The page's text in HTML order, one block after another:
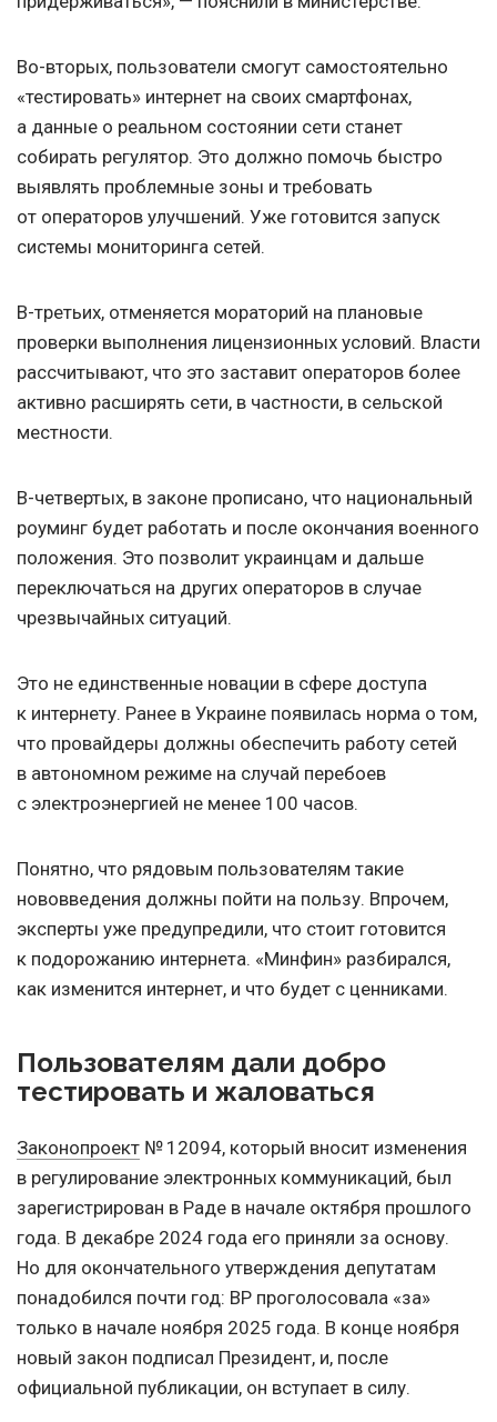
Во-вторых, пользователи смогут самостоятельно
«тестировать» интернет на своих смартфонах,
а данные о реальном состоянии сети станет
собирать регулятор. Это должно помочь быстро
выявлять проблемные зоны и требовать
от операторов улучшений. Уже готовится запуск
системы мониторинга сетей.
В-третьих, отменяется мораторий на плановые
проверки выполнения лицензионных условий. Власти
рассчитывают, что это заставит операторов более
активно расширять сети, в частности, в сельской
местности.
В-четвертых, в законе прописано, что национальный
роуминг будет работать и после окончания военного
положения. Это позволит украинцам и дальше
переключаться на других операторов в случае
чрезвычайных ситуаций.
Это не единственные новации в сфере доступа
к интернету. Ранее в Украине появилась норма о том,
что провайдеры должны обеспечить работу сетей
в автономном режиме на случай перебоев
с электроэнергией не менее 100 часов.
Понятно, что рядовым пользователям такие
нововведения должны пойти на пользу. Впрочем,
эксперты уже предупредили, что стоит готовится
к подорожанию интернета. «Минфин» разбирался,
как изменится интернет, и что будет с ценниками.
Пользователям дали добро
тестировать и жаловаться
Законопроект № 12094, который вносит изменения
в регулирование электронных коммуникаций, был
зарегистрирован в Раде в начале октября прошлого
года. В декабре 2024 года его приняли за основу.
Но для окончательного утверждения депутатам
понадобился почти год: ВР проголосовала «за»
только в начале ноября 2025 года. В конце ноября
новый закон подписал Президент, и, после
официальной публикации, он вступает в силу.